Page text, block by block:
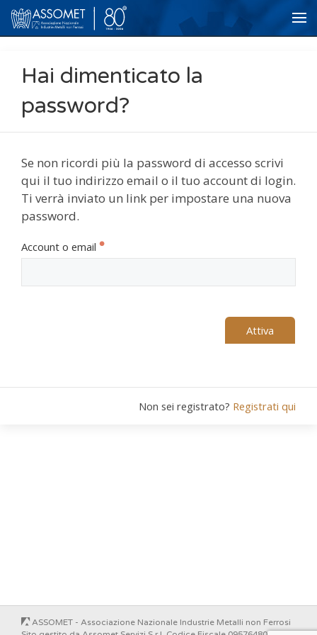
Hai dimenticato la
password?
Se non ricordi più la password di accesso scrivi
qui il tuo indirizzo email o il tuo account di login.
Ti verrà inviato un link per impostare una nuova
password.
Account o email
Attiva
Non sei registrato? Registrati qui
ASSOMET - Associazione Nazionale Industrie Metalli non Ferrosi